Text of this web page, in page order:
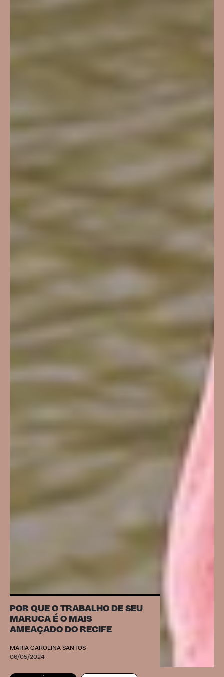
POR QUE O TRABALHO DE SEU
MARUCA É O MAIS
AMEAÇADO DO RECIFE
MARIA CAROLINA SANTOS
06/05/2024